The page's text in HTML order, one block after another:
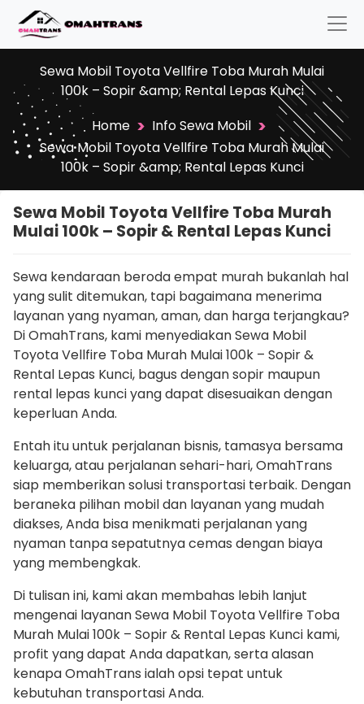
Sewa Mobil Toyota Vellfire Toba Murah Mulai
100k – Sopir &amp; Rental Lepas Kunci
Home > Info Sewa Mobil >
Sewa Mobil Toyota Vellfire Toba Murah Mulai
100k – Sopir &amp; Rental Lepas Kunci
Sewa Mobil Toyota Vellfire Toba Murah
Mulai 100k – Sopir & Rental Lepas Kunci
Sewa kendaraan beroda empat murah bukanlah hal
yang sulit ditemukan, tapi bagaimana menerima
layanan yang nyaman, aman, dan harga terjangkau?
Di OmahTrans, kami menyediakan Sewa Mobil
Toyota Vellfire Toba Murah Mulai 100k – Sopir &
Rental Lepas Kunci, bagus dengan sopir maupun
rental lepas kunci yang dapat disesuaikan dengan
keperluan Anda.
Entah itu untuk perjalanan bisnis, tamasya bersama
keluarga, atau perjalanan sehari-hari, OmahTrans
siap memberikan solusi transportasi terbaik. Dengan
beraneka pilihan mobil dan layanan yang mudah
diakses, Anda bisa menikmati perjalanan yang
nyaman tanpa sepatutnya cemas dengan biaya
yang membengkak.
Di tulisan ini, kami akan membahas lebih lanjut
mengenai layanan Sewa Mobil Toyota Vellfire Toba
Murah Mulai 100k – Sopir & Rental Lepas Kunci kami,
profit yang dapat Anda dapatkan, serta alasan
kenapa OmahTrans ialah opsi tepat untuk
kebutuhan transportasi Anda.